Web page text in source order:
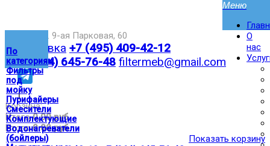
По
категориям
Фильтры
под
мойку
Пурифайеры
Смесители
Комплектующие
Водонагреватели
(бойлеры)
Москва,ул. 9-ая Парковая, 60
Доставка +7 (495) 409-42-12
+7 (964) 645-76-48 filtermeb@gmail.com
|
Корзина:
Итого0.00 руб
Итого0.00 руб
Показать корзину
О
нас